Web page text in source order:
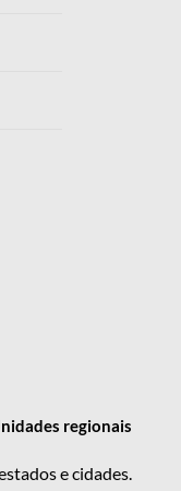
regionais
e cidades.